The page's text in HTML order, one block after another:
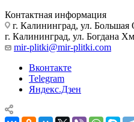
Контактная информация
г. Калининград, ул.
г. Калининград, ул. Богдана
mir-plitki@mir-plitki.com
Вконтакте
Telegram
Яндекс.Дзен